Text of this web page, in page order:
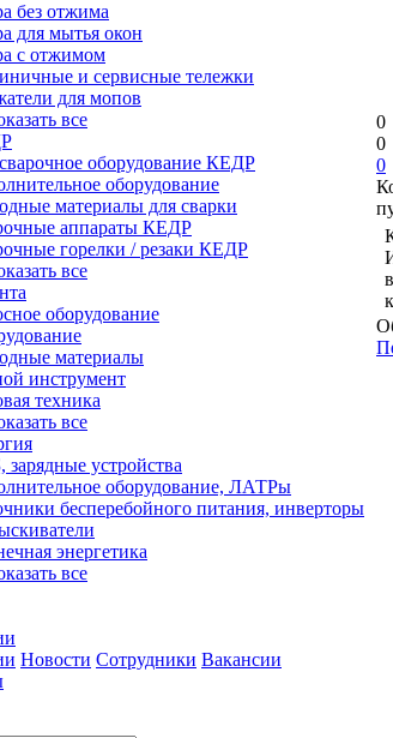
без отжима
для мытья окон
с отжимом
и сервисные тележки
для мопов
все
оборудование КЕДР
оборудование
материалы для сварки
аппараты КЕДР
горелки / резаки КЕДР
все
оборудование
материалы
инструмент
техника
все
устройства
оборудование, ЛАТРы
бесперебойного питания, инверторы
энергетика
все
Новости Сотрудники Вакансии
0
0
0